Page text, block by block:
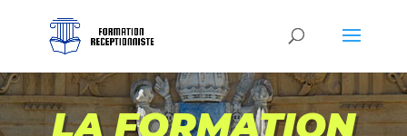
LA FORMATION